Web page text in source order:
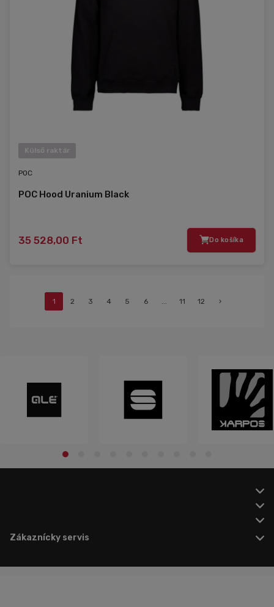
Külső raktár
POC
POC Hood Uranium Black
35 528,00 Ft Do košíka
1 2 3 4 5 6 ... 11 12 ›
Zákaznícky servis